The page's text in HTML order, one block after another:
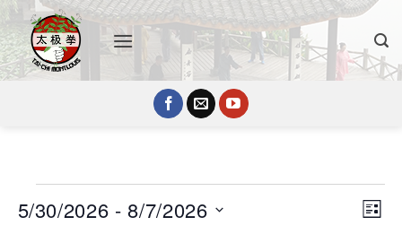
Passer
au
contenu
Évènements
par
de
LISTE
5/30/2026 - 8/7/2026